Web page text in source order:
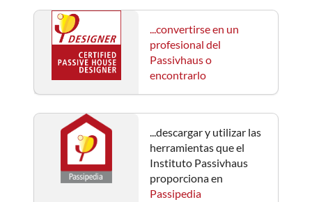
...convertirse en un
profesional del
Passivhaus o
encontrarlo
...descargar y utilizar las
herramientas que el
Instituto Passivhaus
proporciona en
Passipedia